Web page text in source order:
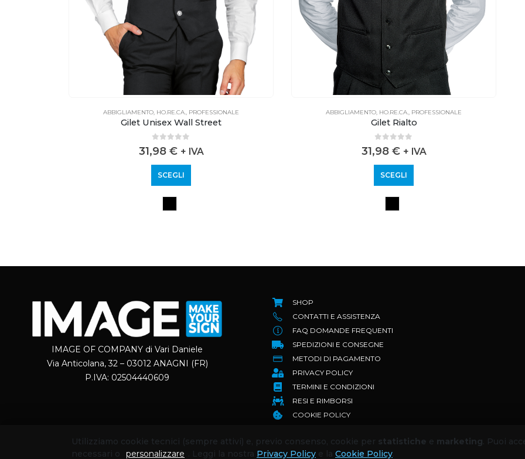
ABBIGLIAMENTO, HO.RE.CA., PROFESSIONALE
Gilet Unisex Wall Street
0out of 5
31,98 € + IVA
SCEGLI
ABBIGLIAMENTO, HO.RE.CA., PROFESSIONALE
Gilet Rialto
0out of 5
31,98 € + IVA
SCEGLI
IMAGE OF COMPANY di Vari Daniele
Via Anticolana, 32 – 03012 ANAGNI (FR)
P.IVA: 02504440609
SHOP
CONTATTI E ASSISTENZA
FAQ DOMANDE FREQUENTI
SPEDIZIONI E CONSEGNE
METODI DI PAGAMENTO
PRIVACY POLICY
TERMINI E CONDIZIONI
RESI E RIMBORSI
COOKIE POLICY
Utilizziamo cookie tecnici (sempre attivi) e, previo consenso, cookie per statistiche e marketing. Puoi
necessari o
personalizzare . Leggi la nostra Privacy Policy e la Cookie Policy.